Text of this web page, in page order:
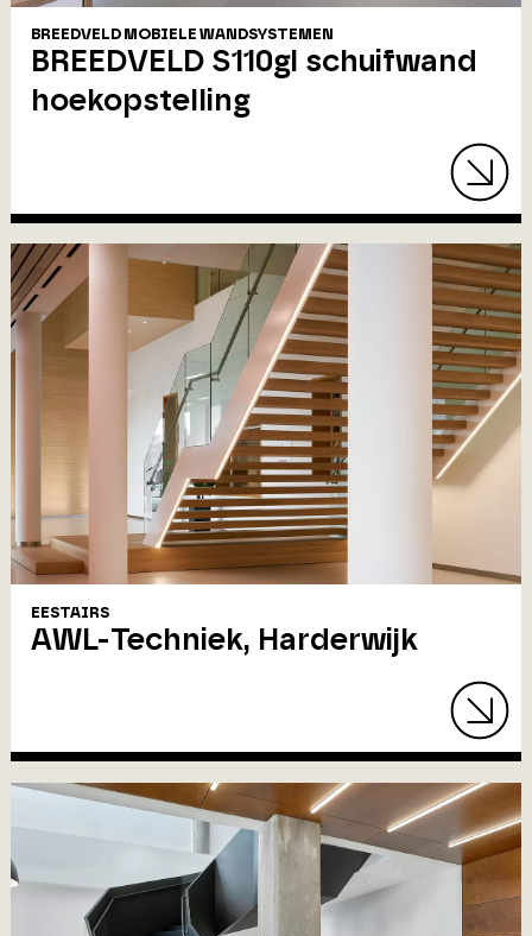
BREEDVELD MOBIELE WANDSYSTEMEN
BREEDVELD S110gl schuifwand
hoekopstelling
EESTAIRS
AWL-Techniek, Harderwijk